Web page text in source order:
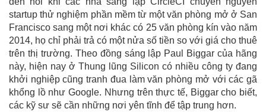
startup thử nghiệm phần mềm từ một văn phòng mở ở San
Francisco sang một nơi khác có 25 văn phòng kín vào năm
2014, họ chỉ phải trả có một nửa số tiền so với giá cho thuê
trên thị trường. Theo đồng sáng lập Paul Biggar của hãng
này, hiện nay ở Thung lũng Silicon có nhiều công ty đang
khởi nghiệp cũng tranh đua làm văn phòng mở với các gã
khổng lồ như Google. Nhưng trên thực tế, Biggar cho biết,
các kỹ sư sẽ cần những nơi yên tĩnh để tập trung hơn.